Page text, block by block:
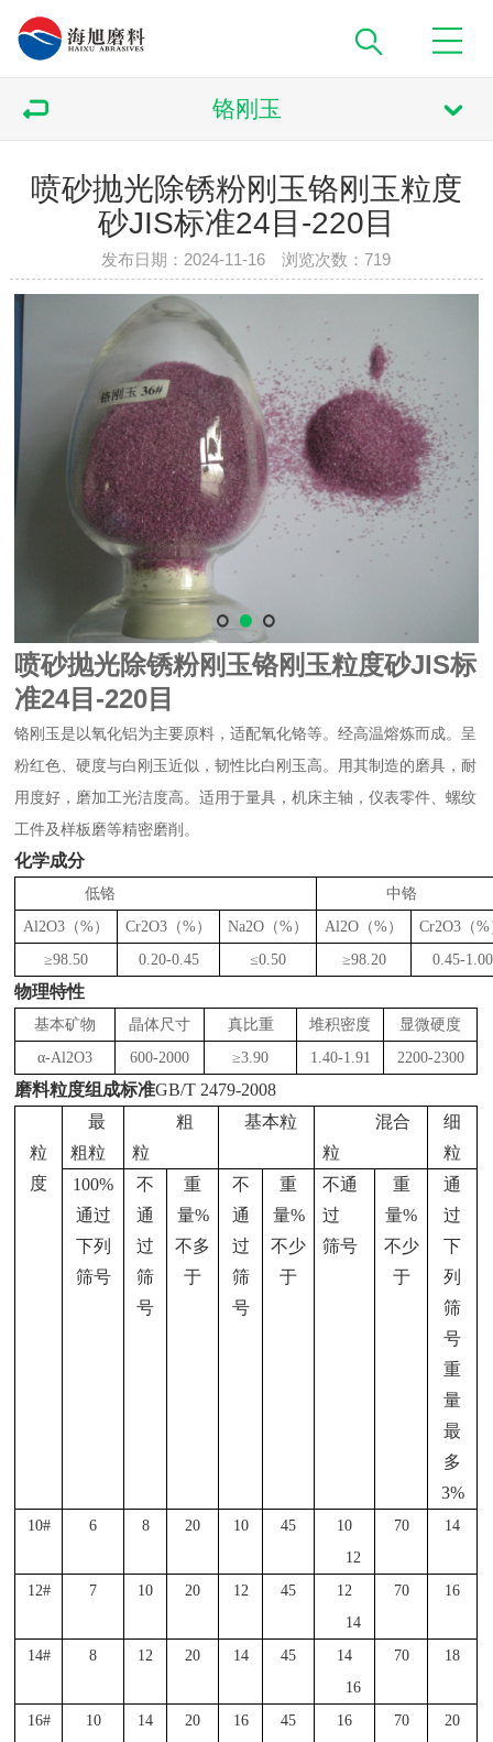
铬刚玉
喷砂抛光除锈粉刚玉铬刚玉粒度
砂JIS标准24目-220目
发布日期：2024-11-16 浏览次数：719
喷砂抛光除锈粉刚玉铬刚玉粒度砂JIS标
准24目-220目
铬刚玉是以氧化铝为主要原料，适配氧化铬等。经高温熔炼而成。呈
粉红色、硬度与白刚玉近似，韧性比白刚玉高。用其制造的磨具，耐
用度好，磨加工光洁度高。适用于量具，机床主轴，仪表零件、螺纹
工件及样板磨等精密磨削。
化学成分
低铬
中铬
Al2O3（%）
Cr2O3（%） Na2O（%） Al2O（%）
Cr2O3（
≥98.50
0.20-0.45 ≤0.50 ≥98.20 0.45-1.00
物理特性
基本矿物 晶体尺寸 真比重 堆积密度
显微硬度
α-Al2O3
600-2000 ≥3.90 1.40-1.91 2200-2300
磨料粒度组成标准GB/T 2479-2008
粒
度
最
粗粒
粗
粒
基本粒
混合
粒
细
粒
100%
通过
下列
筛号
不
通
过
筛
号
重
量%
不多
于
不
通
过
筛
号
重
量%
不少
于
不通
过
筛号
重
量%
不少
于
通
过
下
列
筛
号
重
量
最
多
3%
10# 6 8 20 10 45
10
12
70 14
12# 7 10 20 12 45
12
14
70 16
14# 8 12 20 14 45
14
16
70 18
16# 10 14 20 16 45
16
70 20